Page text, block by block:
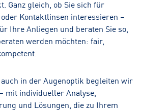
Ganz gleich, ob Sie sich für
Kontaktlinsen interessieren –
Ihre Anliegen und beraten Sie so,
werden möchten: fair,
in der Augenoptik begleiten wir
mit individueller Analyse,
und Lösungen, die zu Ihrem